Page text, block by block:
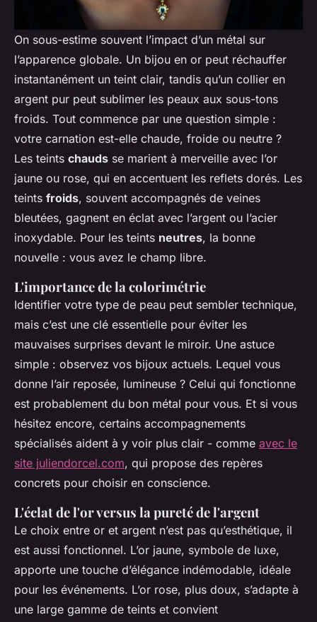
On sous-estime souvent l’impact d’un métal sur
l’apparence globale. Un bijou en or peut réchauffer
instantanément un teint clair, tandis qu’un collier en
argent pur peut sublimer les peaux aux sous-tons
froids. Tout commence par une question simple :
votre carnation est-elle chaude, froide ou neutre ?
Les teints chauds se marient à merveille avec l’or
jaune ou rose, qui en accentuent les reflets dorés. Les
teints froids, souvent accompagnés de veines
bleutées, gagnent en éclat avec l’argent ou l’acier
inoxydable. Pour les teints neutres, la bonne
nouvelle : vous avez le champ libre.
L'importance de la colorimétrie
Identifier votre type de peau peut sembler technique,
mais c’est une clé essentielle pour éviter les
mauvaises surprises devant le miroir. Une astuce
simple : observez vos bijoux actuels. Lequel vous
donne l’air reposée, lumineuse ? Celui qui fonctionne
est probablement du bon métal pour vous. Et si vous
hésitez encore, certains accompagnements
spécialisés aident à y voir plus clair - comme avec le
site juliendorcel.com, qui propose des repères
concrets pour choisir en conscience.
L'éclat de l'or versus la pureté de l'argent
Le choix entre or et argent n’est pas qu’esthétique, il
est aussi fonctionnel. L’or jaune, symbole de luxe,
apporte une touche d’élégance indémodable, idéale
pour les événements. L’or rose, plus doux, s’adapte à
une large gamme de teints et convient